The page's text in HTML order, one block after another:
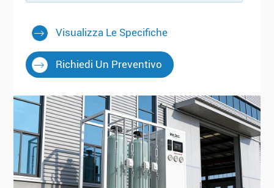
Visualizza Le Specifiche
Richiedi Un Preventivo